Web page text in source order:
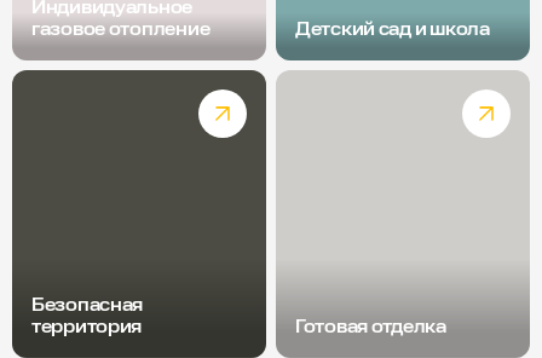
Индивидуальное
газовое отопление
Детский сад и школа
Безопасная
территория
Готовая отделка